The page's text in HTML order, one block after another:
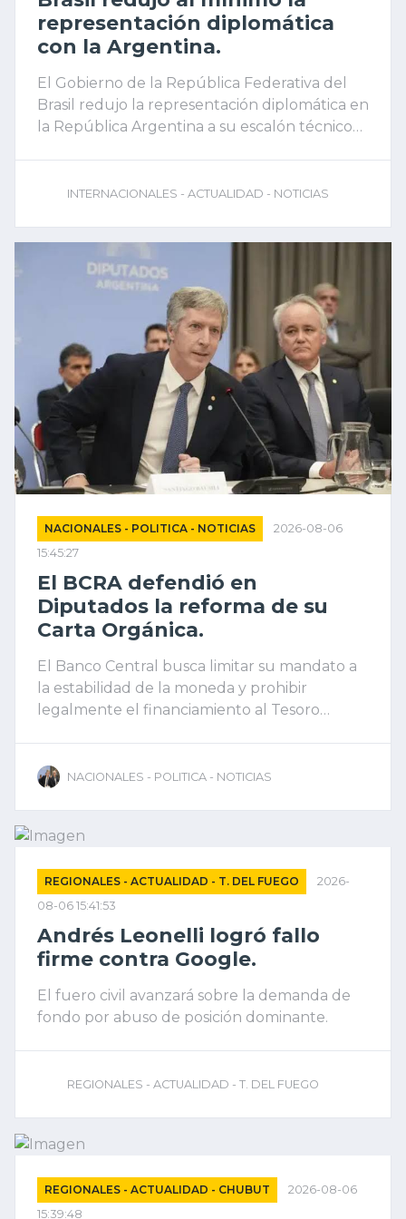
representación diplomática
con la Argentina.
El Gobierno de la República Federativa del
Brasil redujo la representación diplomática en
la República Argentina a su escalón técnico
INTERNACIONALES - ACTUALIDAD - NOTICIAS
NACIONALES - POLITICA - NOTICIAS
2026-08-06
15:45:27
El BCRA defendió en
Diputados la reforma de su
Carta Orgánica.
El Banco Central busca limitar su mandato a
la estabilidad de la moneda y prohibir
legalmente el financiamiento al Tesoro
NACIONALES - POLITICA - NOTICIAS
REGIONALES - ACTUALIDAD - T. DEL FUEGO
2026-
08-06 15:41:53
Andrés Leonelli logró fallo
firme contra Google.
El fuero civil avanzará sobre la demanda de
fondo por abuso de posición dominante.
REGIONALES - ACTUALIDAD - T. DEL FUEGO
REGIONALES - ACTUALIDAD - CHUBUT
2026-08-06
15:39:48